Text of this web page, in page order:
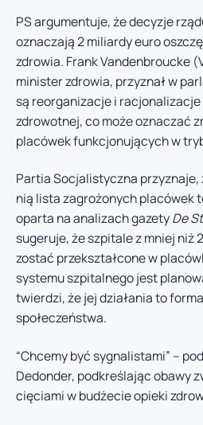
PS argumentuje, że decyzje
oznaczają 2 miliardy euro
zdrowia. Frank Vandenbroucke
minister zdrowia, przyznał w
są reorganizacje i
zdrowotnej, co może oznaczać
placówek funkcjonujących w
Partia Socjalistyczna przyznaje,
nią lista zagrożonych placówek
oparta na analizach gazetyDe
sugeruje, że szpitale z mniej niż
zostać przekształcone w
systemu szpitalnego jest
twierdzi, że jej działania to
społeczeństwa.
“Chcemy być sygnalistami” –
Dedonder, podkreślając obawy
cięciami w budżecie opieki